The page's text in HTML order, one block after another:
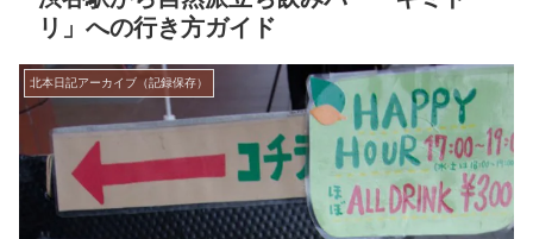
リ」への行き方ガイド
北本日記アーカイブ（記録保存）